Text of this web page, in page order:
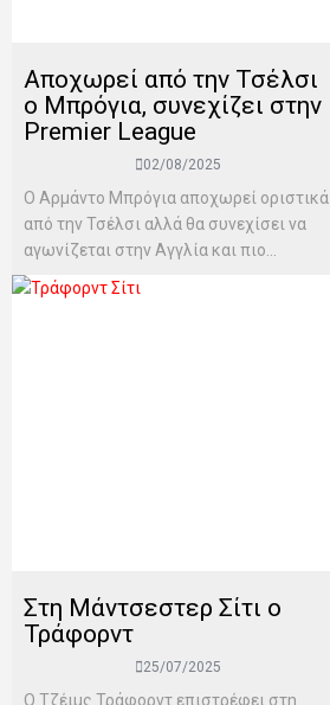
Αποχωρεί από την Τσέλσι
ο Μπρόγια, συνεχίζει στην
Premier League
02/08/2025
Ο Αρμάντο Μπρόγια αποχωρεί οριστικά
από την Τσέλσι αλλά θα συνεχίσει να
αγωνίζεται στην Αγγλία και πιο...
Στη Μάντσεστερ Σίτι ο
Τράφορντ
25/07/2025
Ο Τζέιμς Τράφορντ επιστρέφει στη